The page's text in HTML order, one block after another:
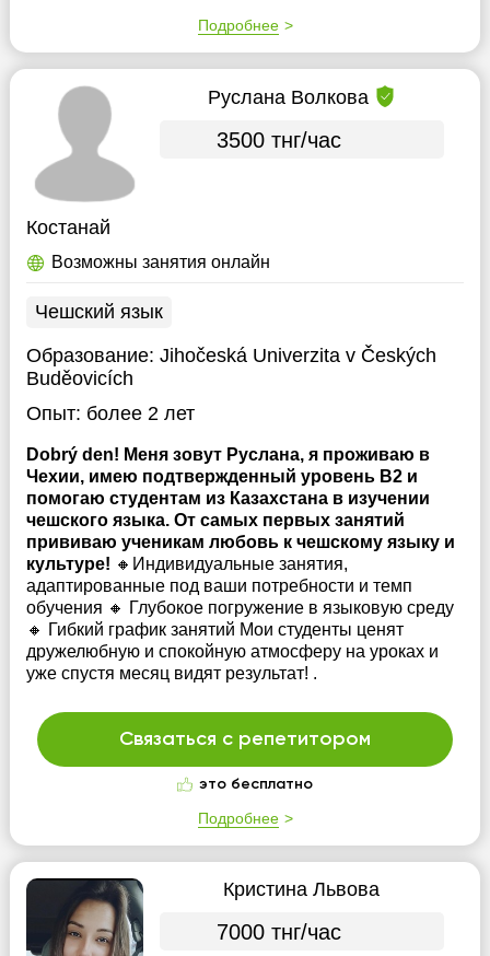
Подробнее
Руслана Волкова
3500 тнг/час
Костанай
Возможны занятия онлайн
Чешский язык
Образование: Jihočeská Univerzita v Českých
Buděovicích
Опыт: более 2 лет
Dobrý den! Меня зовут Руслана, я проживаю в
Чехии, имею подтвержденный уровень B2 и
помогаю студентам из Казахстана в изучении
чешского языка. От самых первых занятий
прививаю ученикам любовь к чешскому языку и
культуре! 🔸Индивидуальные занятия,
адаптированные под ваши потребности и темп
обучения 🔸 Глубокое погружение в языковую среду
🔸 Гибкий график занятий Мои студенты ценят
дружелюбную и спокойную атмосферу на уроках и
уже спустя месяц видят результат! .
Связаться с репетитором
это бесплатно
Подробнее
Кристина Львова
7000 тнг/час